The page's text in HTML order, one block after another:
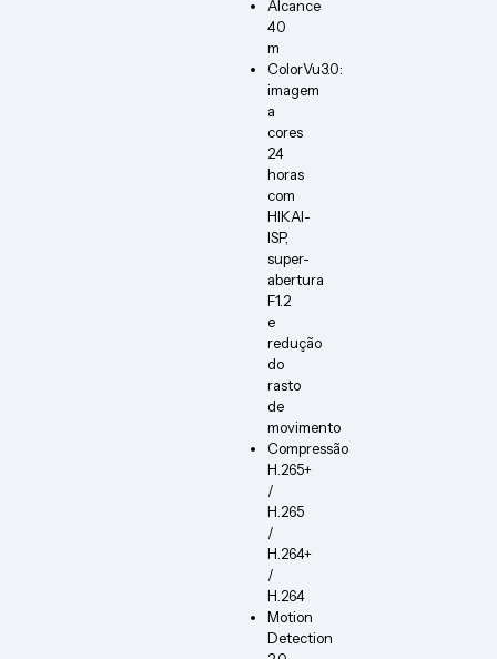
Alcance
40
m
ColorVu3.0:
imagem
a
cores
24
horas
com
HIKAI-
ISP,
super-
abertura
F1.2
e
redução
do
rasto
de
movimento
Compressão
H.265+
/
H.265
/
H.264+
/
H.264
Motion
Detection